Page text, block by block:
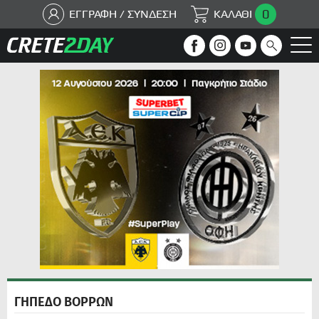
ΕΓΓΡΑΦΗ / ΣΥΝΔΕΣΗ ΚΑΛΑΘΙ 0
ΓΗΠΕΔΟ ΒΟΡΡΩΝ